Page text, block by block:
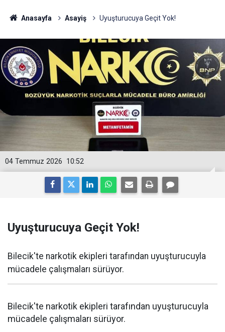
Anasayfa Asayiş Uyuşturucuya Geçit Yok!
10:52
04 Temmuz 2026
Uyuşturucuya Geçit Yok!
Bilecik'te narkotik ekipleri tarafından uyuşturucuyla
mücadele çalışmaları sürüyor.
Bilecik'te narkotik ekipleri tarafından uyuşturucuyla
mücadele çalışmaları sürüyor.